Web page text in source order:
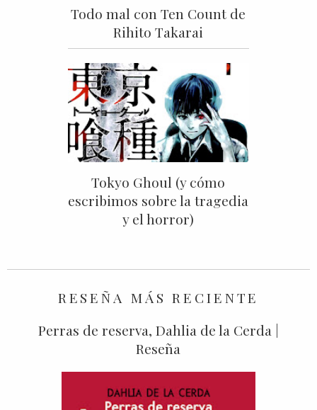
Todo mal con Ten Count de
Rihito Takarai
Tokyo Ghoul (y cómo
escribimos sobre la tragedia
y el horror)
RESEÑA MÁS RECIENTE
Perras de reserva, Dahlia de la Cerda |
Reseña